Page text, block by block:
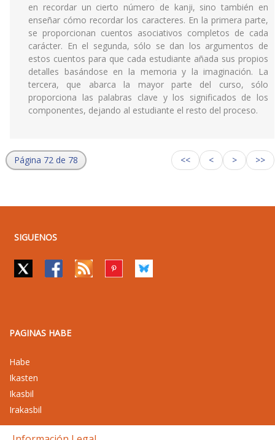
en recordar un cierto número de kanji, sino también en
enseñar cómo recordar los caracteres. En la primera parte,
se proporcionan cuentos asociativos completos de cada
carácter. En el segunda, sólo se dan los argumentos de
estos cuentos para que cada estudiante añada sus propios
detalles basándose en la memoria y la imaginación. La
tercera, que abarca la mayor parte del curso, sólo
proporciona las palabras clave y los significados de los
componentes, dejando al estudiante el resto del proceso.
Página 72 de 78 << < > >>
SIGUENOS
PAGINAS HABE
Habe
Ikasten
Ikasbil
Irakasbil